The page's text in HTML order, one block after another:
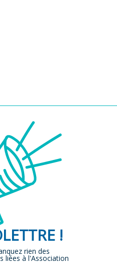
!
rien des
liées à l'Association